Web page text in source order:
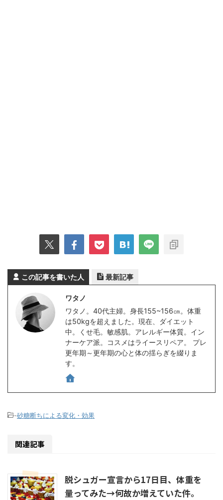
この記事を書いた人 最新記事
ワタノ
ワタノ。40代主婦。身長155~156㎝。体重
は50kgを超えました。現在、ダイエット
中。くせ毛。敏感肌。アレルギー体質。イン
ナーケア派。コスメはライースリペア。 プレ
更年期～更年期の心と体の揺らぎを綴りま
す。
-砂糖断ちによる変化・効果
関連記事
脱シュガー宣言から17日目、体重を
量ってみた→何故か増えていた件。